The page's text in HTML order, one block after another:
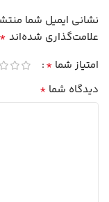
نشانی ایمیل شما
علامت‌گذاری شده‌اند *
امتیاز شما *
دیدگاه شما *